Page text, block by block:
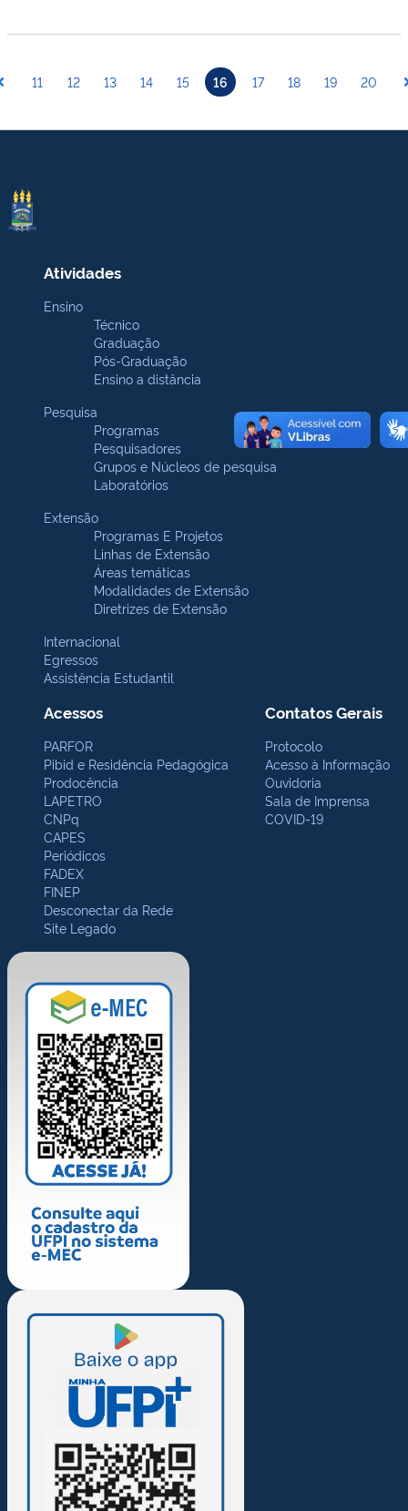
11 12 13 14 15 16 17 18 19 20
Atividades
Ensino
Técnico
Graduação
Pós-Graduação
Ensino a distância
Pesquisa
Programas
Pesquisadores
Grupos e Núcleos de pesquisa
Laboratórios
Extensão
Programas E Projetos
Linhas de Extensão
Áreas temáticas
Modalidades de Extensão
Diretrizes de Extensão
Internacional
Egressos
Assistência Estudantil
Acessos
PARFOR
Pibid e Residência Pedagógica
Prodocência
LAPETRO
CNPq
CAPES
Periódicos
FADEX
FINEP
Desconectar da Rede
Site Legado
Contatos Gerais
Protocolo
Acesso à Informação
Ouvidoria
Sala de Imprensa
COVID-19